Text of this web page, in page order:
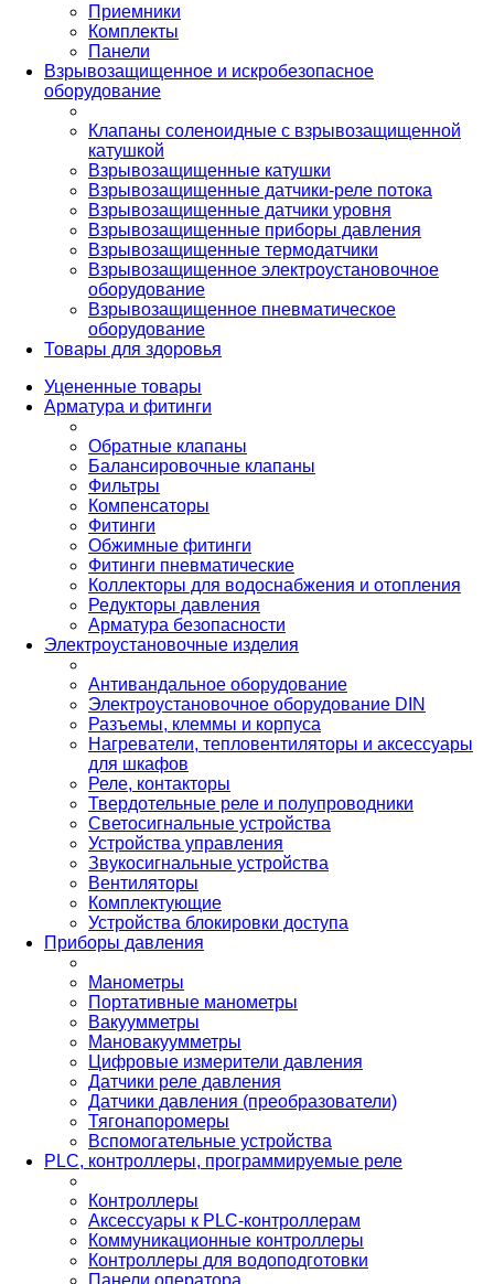
Приемники
Комплекты
Панели
Взрывозащищенное и искробезопасное
оборудование
Клапаны соленоидные с взрывозащищенной
катушкой
Взрывозащищенные катушки
Взрывозащищенные датчики-реле потока
Взрывозащищенные датчики уровня
Взрывозащищенные приборы давления
Взрывозащищенные термодатчики
Взрывозащищенное электроустановочное
оборудование
Взрывозащищенное пневматическое
оборудование
Товары для здоровья
Уцененные товары
Арматура и фитинги
Обратные клапаны
Балансировочные клапаны
Фильтры
Компенсаторы
Фитинги
Обжимные фитинги
Фитинги пневматические
Коллекторы для водоснабжения и отопления
Редукторы давления
Арматура безопасности
Электроустановочные изделия
Антивандальное оборудование
Электроустановочное оборудование DIN
Разъемы, клеммы и корпуса
Нагреватели, тепловентиляторы и аксессуары
для шкафов
Реле, контакторы
Твердотельные реле и полупроводники
Светосигнальные устройства
Устройства управления
Звукосигнальные устройства
Вентиляторы
Комплектующие
Устройства блокировки доступа
Приборы давления
Манометры
Портативные манометры
Вакуумметры
Мановакуумметры
Цифровые измерители давления
Датчики реле давления
Датчики давления (преобразователи)
Тягонапоромеры
Вспомогательные устройства
PLС, контроллеры, программируемые реле
Контроллеры
Аксессуары к PLC-контроллерам
Коммуникационные контроллеры
Контроллеры для водоподготовки
Панели оператора